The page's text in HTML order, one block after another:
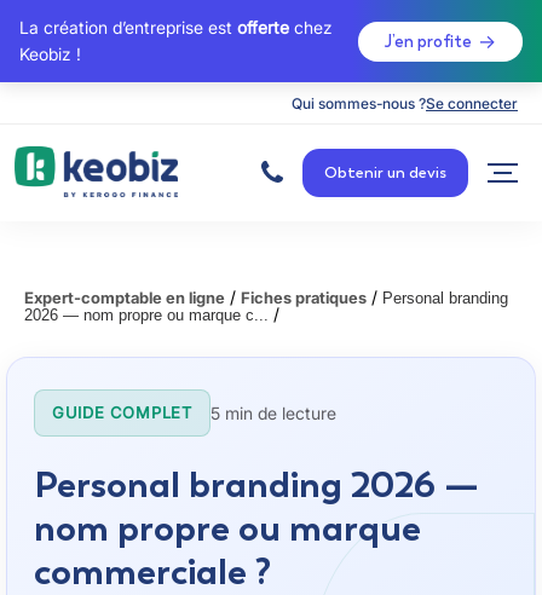
La création d’entreprise est offerte chez
Keobiz !
J’en profite
Qui sommes-nous ?Se connecter
c
c
u
Obtenir un devis
Expert-comptable en ligne / Fiches pratiques / Personal branding
2026 — nom propre ou marque c... /
GUIDE COMPLET 5 min de lecture
Personal branding 2026 —
nom propre ou marque
commerciale ?